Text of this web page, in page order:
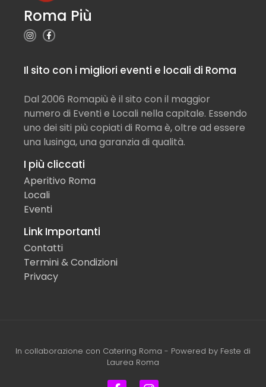
Roma Più
Il sito con i migliori eventi e locali di Roma
Dal 2006 Romapiù è il sito con il maggior
numero di Eventi e Locali nella capitale. Essendo
uno dei siti più copiati di Roma è, oltre ad essere
una lusinga, una garanzia di qualità.
I più cliccati
Aperitivo Roma
Locali
Eventi
Link Importanti
Contatti
Termini & Condizioni
Privacy
In collaborazione con Catering Roma - Powered by Feste di
Laurea Roma